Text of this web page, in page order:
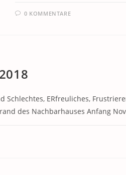
0 KOMMENTARE
Schlechtes, ERfreuliches,
des Nachbarhauses Anfang